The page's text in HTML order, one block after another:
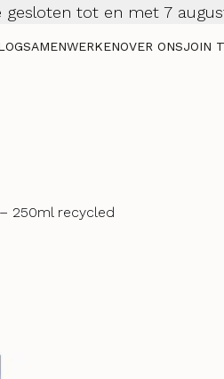
gesloten tot en met 7
SAMENWERKENOVER ONSJOIN
250ml recycled